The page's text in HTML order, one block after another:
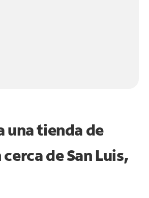
una tienda de
cerca de San Luis,